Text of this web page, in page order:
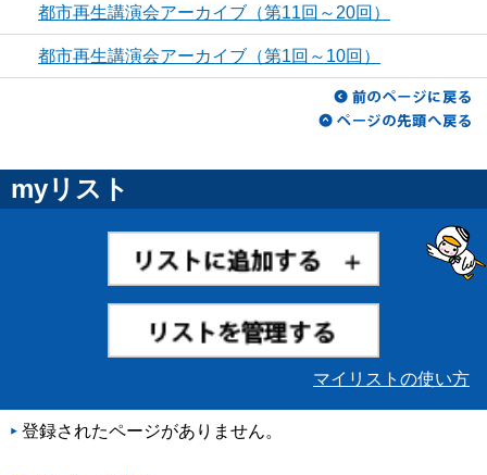
都市再生講演会アーカイブ（第11回～20回）
都市再生講演会アーカイブ（第1回～10回）
myリスト
マイリストの使い方
登録されたページがありません。